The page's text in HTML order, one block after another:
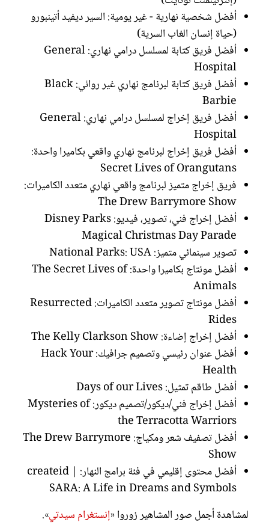
أفضل شخصية نهارية - غير يومية: السير ديفيد أتينبورو
(حياة إنسان الغاب السرية)
أفضل فريق كتابة لمسلسل درامي نهاري: General
Hospital
أفضل فريق كتابة لبرنامج نهاري غير روائي: Black
Barbie
أفضل فريق إخراج لمسلسل درامي نهاري: General
Hospital
أفضل فريق إخراج لبرنامج نهاري واقعي بكاميرا واحدة:
Secret Lives of Orangutans
فريق إخراج متميز لبرنامج واقعي نهاري متعدد الكاميرات:
The Drew Barrymore Show
أفضل إخراج فني، تصوير، فيديو: Disney Parks
Magical Christmas Day Parade
تصوير سينمائي متميز: National Parks: USA
أفضل مونتاج بكاميرا واحدة: The Secret Lives of
Animals
أفضل مونتاج تصوير متعدد الكاميرات: Resurrected
Rides
أفضل إخراج إضاءة: The Kelly Clarkson Show
أفضل عنوان رئيسي وتصميم جرافيك: Hack Your
Health
أفضل طاقم تمثيل: Days of our Lives
أفضل إخراج فني/ديكور/تصميم ديكور: Mysteries of
the Terracotta Warriors
أفضل تصفيف شعر ومكياج: The Drew Barrymore
Show
أفضل محتوى إقليمي في فئة برامج النهار: createid |
SARA: A Life in Dreams and Symbols
لمشاهدة أجمل صور المشاهير زوروا «إنستغرام سيدتي».